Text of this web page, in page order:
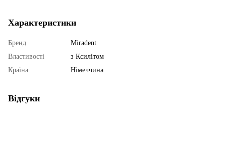
Характеристики
Бренд
Miradent
Властивості
з Ксилітом
Країна
Німеччина
Відгуки